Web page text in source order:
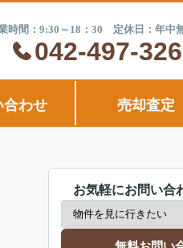
時間：9:30～18：30 定休日：年中
042-497-
合わせ 売却査定
お気軽にお問い合